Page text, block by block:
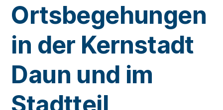
Ortsbegehungen
in der Kernstadt
Daun und im